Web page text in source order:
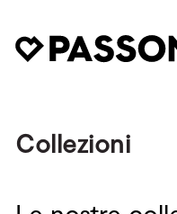
Collezioni